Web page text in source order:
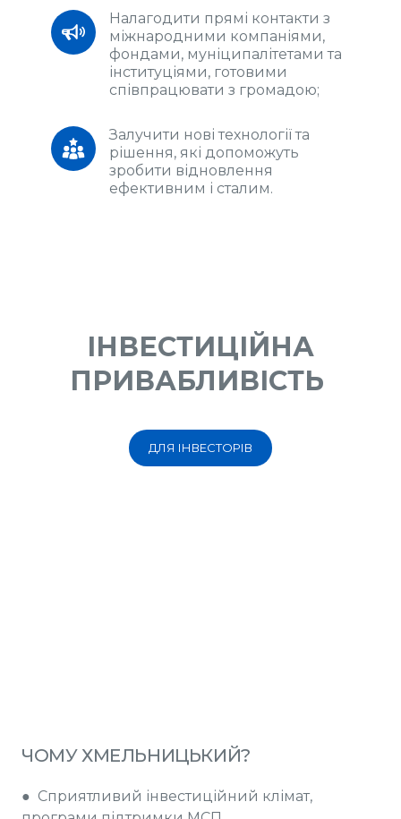
Налагодити прямі контакти з
міжнародними компаніями,
фондами, муніципалітетами та
інституціями, готовими
співпрацювати з громадою;
Залучити нові технології та
рішення, які допоможуть
зробити відновлення
ефективним і сталим.
ІНВЕСТИЦІЙНА
ПРИВАБЛИВІСТЬ
ДЛЯ ІНВЕСТОРІВ
ЧОМУ ХМЕЛЬНИЦЬКИЙ?
● Сприятливий інвестиційний клімат,